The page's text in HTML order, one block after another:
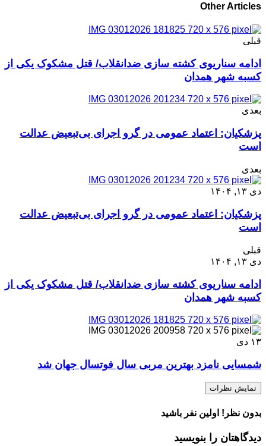
Other Articles
قبلی
ادامه سناریوی کشته سازی ضدانقلاب/ قتل مشکوک یکی از
کسبه شهر همدان
بعدی
پزشکیان: اعتماد عمومی در گرو اجرای بی‌تبعیض عدالت
است
بعدی
دی ۱۳, ۱۴۰۴
پزشکیان: اعتماد عمومی در گرو اجرای بی‌تبعیض عدالت
است
قبلی
دی ۱۳, ۱۴۰۴
ادامه سناریوی کشته سازی ضدانقلاب/ قتل مشکوک یکی از
کسبه شهر همدان
۱۳ دی
شمسایی نامزد بهترین مربی سال فوتسال جهان شد
نمایش نظرات
بدون نظر! اولین نفر باشید
دیدگاهتان را بنویسید